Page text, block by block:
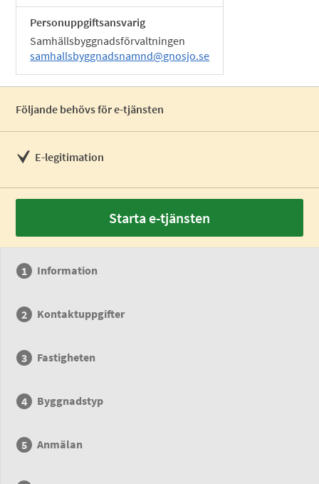
Personuppgiftsansvarig
Samhällsbyggnadsförvaltningen
samhallsbyggnadsnamnd@gnosjo.se
Följande behövs för e-tjänsten
E-legitimation
Starta e-tjänsten
Information
Kontaktuppgifter
Fastigheten
Byggnadstyp
Anmälan